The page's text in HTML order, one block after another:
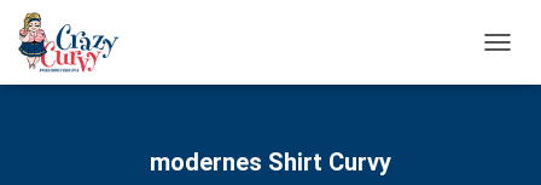
modernes Shirt Curvy